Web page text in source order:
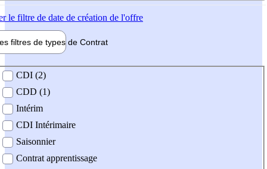
le filtre de date de création de l'offre
filtres de types de Contrat
contrat
CDI (2)
CDD (1)
Intérim
CDI Intérimaire
Saisonnier
Contrat apprentissage